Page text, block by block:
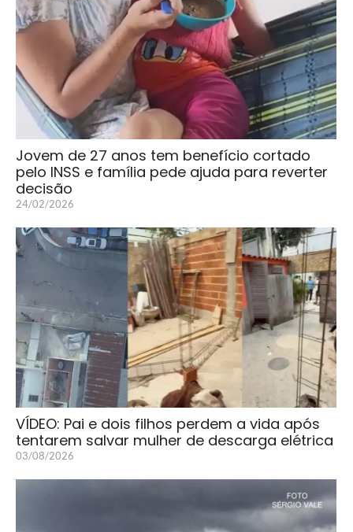
Jovem de 27 anos tem benefício cortado
pelo INSS e família pede ajuda para reverter
decisão
24/02/2026
VÍDEO: Pai e dois filhos perdem a vida após
tentarem salvar mulher de descarga elétrica
03/08/2026